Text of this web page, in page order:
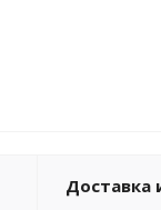
Доставка